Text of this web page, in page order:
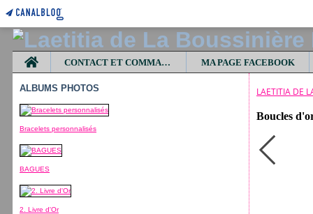
Home
CONTACT ET COMMANDES MA PAGE FACEBOOK
ALBUMS PHOTOS
Bracelets personnalisés
BAGUES
2. Livre d'Or
LAETITIA DE
Boucles